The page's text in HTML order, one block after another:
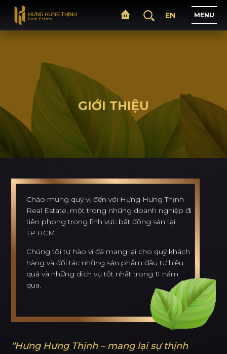
AN
ỆU
LĨNH VỰC HOẠT ĐỘNG
TIN TỨC
CƠ HỘI NGHỀ NGHIỆP
EN MENU
GIỚI THIỆU
Chào mừng quý vị đến với Hưng Hưng Thịnh
Real Estate, một trong những doanh nghiệp đi
tiên phong trong lĩnh vực bất động sản tại
TP.HCM.
Chúng tôi tự hào vì đã mang lại cho quý khách
hàng và đối tác những sản phẩm đầu tư hiệu
quả và những dịch vụ tốt nhất trong 11 năm
qua.
“Hưng Hưng Thịnh – mang lại sự thịnh